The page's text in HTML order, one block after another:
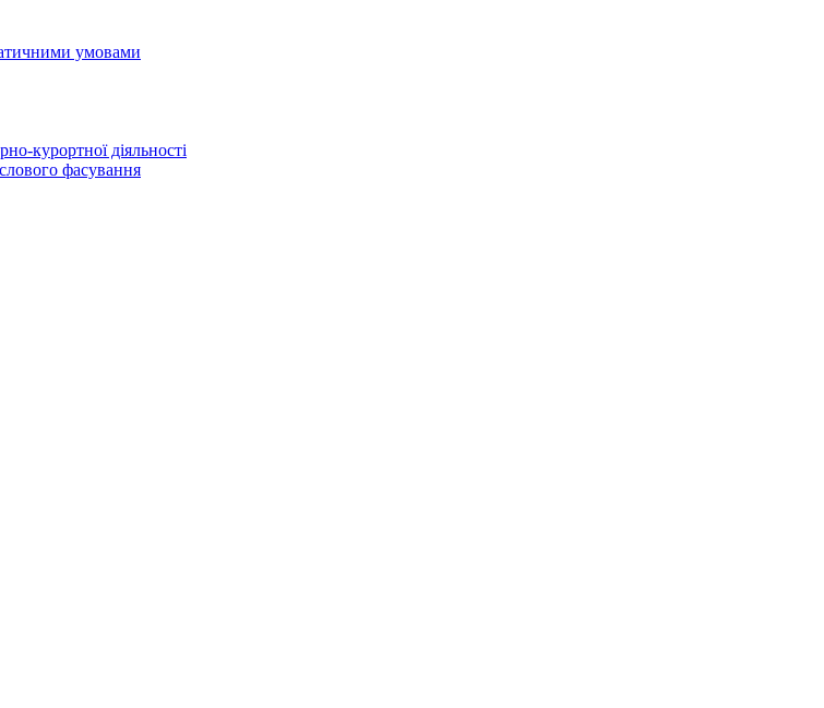
умовами
курортної діяльності
фасування